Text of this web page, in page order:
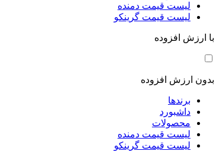
لیست قیمت دمنده
لیست قیمت گرینکو
با ارزش افزوده
بدون ارزش افزوده
برندها
داشبورد
محصولات
لیست قیمت دمنده
لیست قیمت گرینکو